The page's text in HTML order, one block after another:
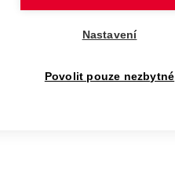
Nastavení
Povolit pouze nezbytné